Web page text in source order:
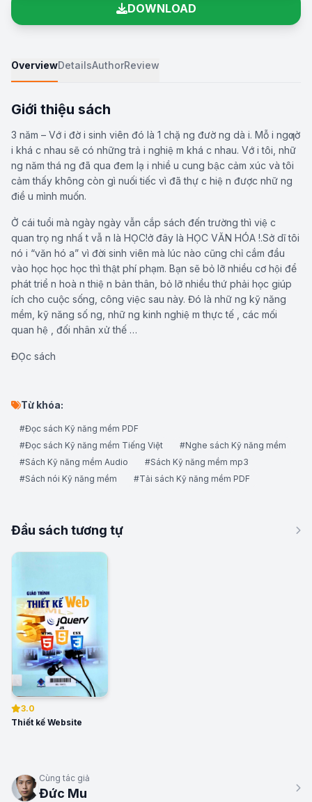
DOWNLOAD
OverviewDetailsAuthorReview
Giới thiệu sách
3 năm – Vớ i đờ i sinh viên đó là 1 chặ ng đườ ng dà i. Mỗ i ngƣờ
i khá c nhau sẽ có những trả i nghiệ m khá c nhau. Vớ i tôi, nhữ
ng năm thá ng đã qua đem lạ i nhiề u cung bậc cảm xúc và tôi
cảm thấy không còn gì nuối tiếc vì đã thự c hiệ n được nhữ ng
điề u mình muốn.
Ở cái tuổi mà ngày ngày vẫn cắp sách đến trường thì việ c
quan trọ ng nhấ t vẫ n là HỌC!ở đây là HỌC VĂN HÓA !.Sở dĩ tôi
nó i “văn hó a” vì đời sinh viên mà lúc nào cũng chỉ cắm đầu
vào học học học thì thật phí phạm. Bạn sẽ bỏ lỡ nhiều cơ hội để
phát triể n hoà n thiệ n bản thân, bỏ lỡ nhiều thứ phải học giúp
ích cho cuộc sống, công việc sau này. Đó là nhữ ng kỹ năng
mềm, kỹ năng số ng, nhữ ng kinh nghiệ m thực tế , các mối
quan hệ , đối nhân xử thế …
ĐỌc sách
Từ khóa:
#Đọc sách Kỹ năng mềm PDF
#Đọc sách Kỹ năng mềm Tiếng Việt
#Nghe sách Kỹ năng mềm
#Sách Kỹ năng mềm Audio
#Sách Kỹ năng mềm mp3
#Sách nói Kỹ năng mềm
#Tải sách Kỹ năng mềm PDF
Đầu sách tương tự
3.0
Thiết kế Website
Cùng tác giả
Đức Mu